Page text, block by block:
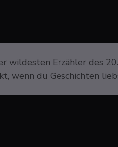
wildesten Erzähler des
wenn du Geschichten